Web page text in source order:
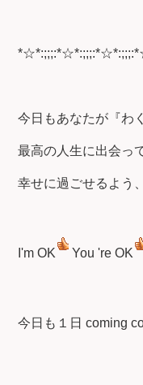
今日もあなたが『わ
最高の人生に出会っ
幸せに過ごせるよう
I'm OK You 're OK
今日も１日 coming